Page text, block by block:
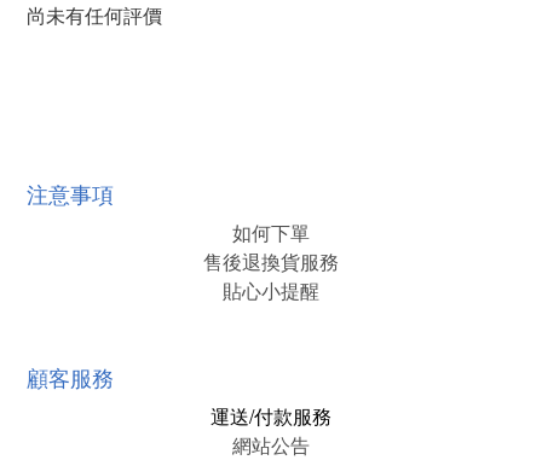
尚未有任何評價
注意事項
如何下單
售後退換貨服務
貼心小提醒
顧客服務
運送/付款服務
網站公告